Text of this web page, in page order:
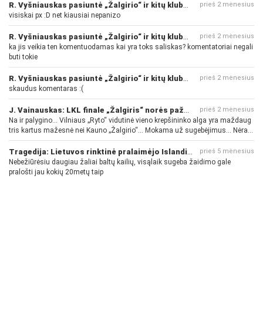
prieš 2 mėnesius
visiskai px :D net kiausiai nepanizo
prieš 2 mėnesius
ka jis veikia ten komentuodamas kai yra toks saliskas? komentatoriai negali
buti tokie
prieš 2 mėnesius
skaudus komentaras :(
prieš 2 mėnesius
Na ir palygino... Vilniaus „Ryto“ vidutinė vieno krepšininko alga yra maždaug
tris kartus mažesnė nei Kauno „Žalgirio“... Mokama už sugebėjimus... Nėra
pinigų - nėra gerų žaidėjų...
prieš 5 mėnesius
Nebežiūrėsiu daugiau žaliai baltų kailių, visąlaik sugeba žaidimo gale
pralošti jau kokių 20metų taip